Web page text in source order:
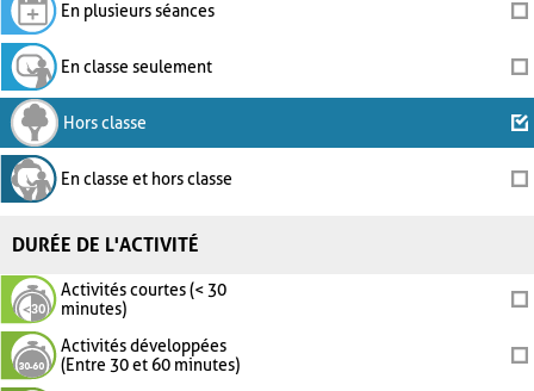
En plusieurs séances
En classe seulement
Hors classe
En classe et hors classe
DURÉE DE L'ACTIVITÉ
Activités courtes (< 30
minutes)
Activités développées
(Entre 30 et 60 minutes)